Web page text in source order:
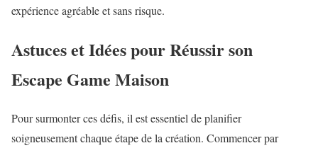
expérience agréable et sans risque.
Astuces et Idées pour Réussir son
Escape Game Maison
Pour surmonter ces défis, il est essentiel de planifier
soigneusement chaque étape de la création. Commencer par